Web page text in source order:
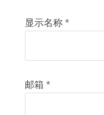
显示名称*
邮箱*